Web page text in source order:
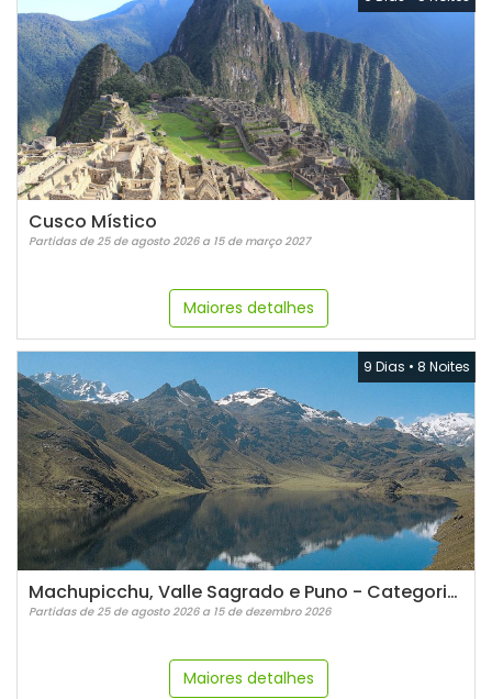
Cusco Místico
Partidas de 25 de agosto 2026 a 15 de março 2027
Maiores detalhes
9 Dias • 8 Noites
Machupicchu, Valle Sagrado e Puno - Categoria Luxo
Partidas de 25 de agosto 2026 a 15 de dezembro 2026
Maiores detalhes